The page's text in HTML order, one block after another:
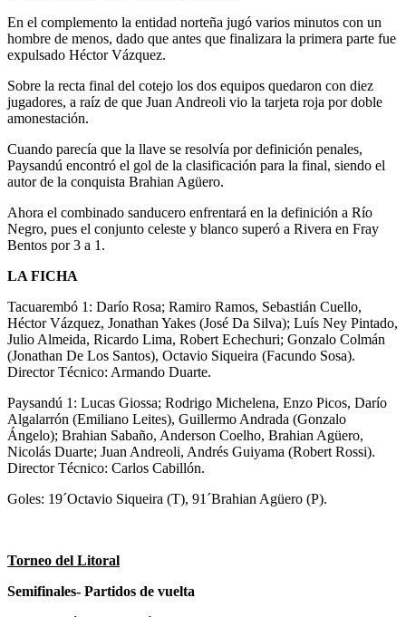
En el complemento la entidad norteña jugó varios minutos con un
hombre de menos, dado que antes que finalizara la primera parte fue
expulsado Héctor Vázquez.
Sobre la recta final del cotejo los dos equipos quedaron con diez
jugadores, a raíz de que Juan Andreoli vio la tarjeta roja por doble
amonestación.
Cuando parecía que la llave se resolvía por definición penales,
Paysandú encontró el gol de la clasificación para la final, siendo el
autor de la conquista Brahian Agüero.
Ahora el combinado sanducero enfrentará en la definición a Río
Negro, pues el conjunto celeste y blanco superó a Rivera en Fray
Bentos por 3 a 1.
LA FICHA
Tacuarembó 1: Darío Rosa; Ramiro Ramos, Sebastián Cuello,
Héctor Vázquez, Jonathan Yakes (José Da Silva); Luís Ney Pintado,
Julio Almeida, Ricardo Lima, Robert Echechuri; Gonzalo Colmán
(Jonathan De Los Santos), Octavio Siqueira (Facundo Sosa).
Director Técnico: Armando Duarte.
Paysandú 1: Lucas Giossa; Rodrigo Michelena, Enzo Picos, Darío
Algalarrón (Emiliano Leites), Guillermo Andrada (Gonzalo
Ángelo); Brahian Sabaño, Anderson Coelho, Brahian Agüero,
Nicolás Duarte; Juan Andreoli, Andrés Guiyama (Robert Rossi).
Director Técnico: Carlos Cabillón.
Goles: 19´Octavio Siqueira (T), 91´Brahian Agüero (P).
Torneo del Litoral
Semifinales- Partidos de vuelta